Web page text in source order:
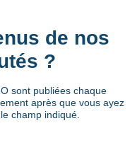
de nos
?
sont publiées chaque
après que vous ayez
champ indiqué.